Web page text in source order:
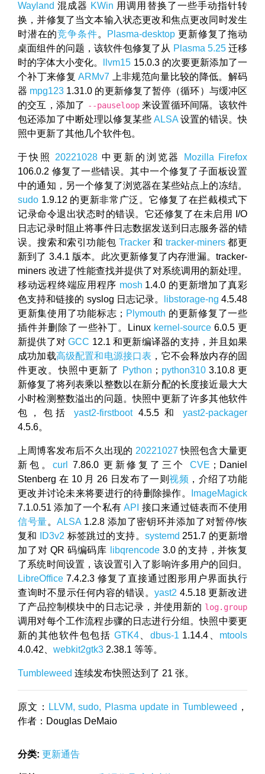
Wayland 混成器 KWin 用调用替换了一些手动指针转
换，并修复了当文本输入状态更改和焦点更改同时发生
时潜在的竞争条件。 Plasma-desktop 更新修复了拖动
桌面组件的问题，该软件包修复了从 Plasma 5.25迁移
时的字体大小变化。
llvm15 15.0.3 的次要更新添加了一
个补丁来修复ARMv7 上非规范向量比较的降低。解码
器 mpg123 1.31.0 的更新修复了暂停（循环）与缓冲区
的交互，添加了 --pauseloop来设置循环间隔。该软件
包还添加了中断处理以修复某些ALSA 设置的错误。快
照中更新了其他几个软件包。
于快照 20221028 中更新的浏览器
Mozilla Firefox
106.0.2 修复了一些错误。其中一个修复了子面板设置
中的通知，另一个修复了浏览器在某些站点上的冻结。
sudo 1.9.12 的更新非常广泛。它修复了在拦截模式下
记录命令退出状态时的错误。它还修复了在未启用 I/O
日志记录时阻止将事件日志数据发送到日志服务器的错
误。搜索和索引功能包 Tracker和 tracker-miners都更
新到了 3.4.1 版本。此次更新修复了内存泄漏。tracker-
miners 改进了性能查找并提供了对系统调用的新处理。
移动远程终端应用程序 mosh 1.4.0 的更新增加了真彩
色支持和链接的 syslog 日志记录。
libstorage-ng 4.5.48
更新集使用了功能标志； Plymouth 的更新修复了一些
插件并删除了一些补丁。Linux kernel-source 6.0.5 更
新提供了对GCC 12.1 和更新编译器的支持，并且如果
成功加载高级配置和电源接口表 ，它不会释放内存的固
件更改。快照中更新了
Python ； python3103.10.8 更
新修复了将列表乘以整数以在新分配的长度接近最大大
小时检测整数溢出的问题。快照中更新了许多其他软件
包，包括yast2-firstboot4.5.5 和yast2-packager
4.5.6。
上周博客发布后不久出现的 20221027 快照包含大量更
新包。curl 7.86.0 更新修复了三个CVE ；Daniel
Stenberg 在 10 月 26 日发布了一则视频 ，介绍了功能
更改并讨论未来将要进行的待删除操作。
ImageMagick
7.1.0.51 添加了一个私有API 接口来通过链表而不使用
信号量。ALSA 1.2.8 添加了密钥环并添加了对暂停/恢
复和
ID3v2 标签跳过的支持。 systemd 251.7 的更新增
加了对 QR 码编码库
libqrencode3.0 的支持，并恢复
了系统时间设置，该设置引入了影响许多用户的回归。
LibreOffice 7.4.2.3 修复了直接通过图形用户界面执行
查询时不显示任何内容的错误。yast2 4.5.18 更新改进
了产品控制模块中的日志记录，并使用新的 log.group
调用对每个工作流程步骤的日志进行分组。快照中要更
新的其他软件包包括 GTK4、 dbus-1 1.14.4、 mtools
4.0.42、 webkit2gtk3 2.38.1 等等。
Tumbleweed 连续发布快照达到了 21 张。
原文： LLVM, sudo, Plasma update in Tumbleweed ，
作者：Douglas DeMaio
分类: 更新通告